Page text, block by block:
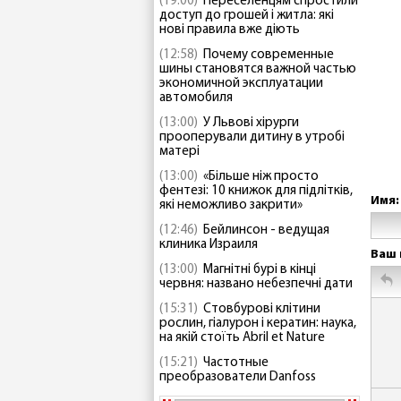
доступ до грошей і житла: які
нові правила вже діють
(12:58) Почему современные
шины становятся важной частью
экономичной эксплуатации
автомобиля
(13:00) У Львові хірурги
прооперували дитину в утробі
матері
(13:00) «Більше ніж просто
фентезі: 10 книжок для підлітків,
які неможливо закрити»
(12:46) Бейлинсон - ведущая
клиника Израиля
(13:00) Магнітні бурі в кінці
червня: названо небезпечні дати
(15:31) Стовбурові клітини
рослин, гіалурон і кератин: наука,
на якій стоїть Abril et Nature
(15:21) Частотные
преобразователи Danfoss
Имя:
Ваш